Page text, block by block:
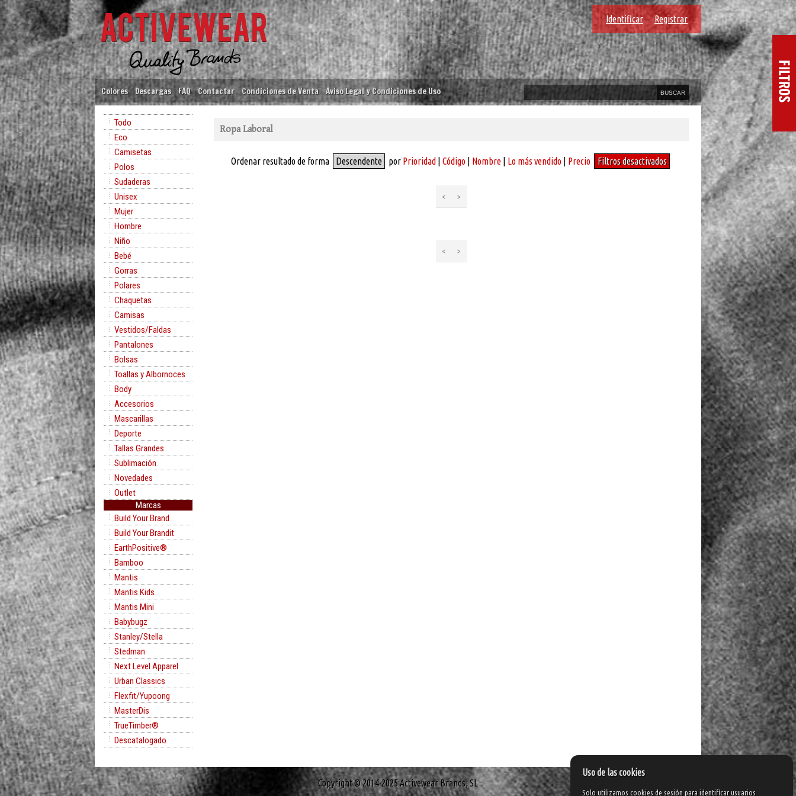
Identificar Registrar
Colores Descargas FAQ Contactar Condiciones de Venta Aviso Legal y Condiciones de Uso
Todo
Eco
Camisetas
Polos
Sudaderas
Unisex
Mujer
Hombre
Niño
Bebé
Gorras
Polares
Chaquetas
Camisas
Vestidos/Faldas
Pantalones
Bolsas
Toallas y Albornoces
Body
Accesorios
Mascarillas
Deporte
Tallas Grandes
Sublimación
Novedades
Outlet
Marcas
Build Your Brand
Build Your Brandit
EarthPositive®
Bamboo
Mantis
Mantis Kids
Mantis Mini
Babybugz
Stanley/Stella
Stedman
Next Level Apparel
Urban Classics
Flexfit/Yupoong
MasterDis
TrueTimber®
Descatalogado
Ropa Laboral
Ordenar resultado de forma Descendente por Prioridad Código Nombre Lo más vendido Precio Filtros desactivados
< >
< >
Copyright © 2014-2025 Activewear Brands, SL
Uso de las cookies
Solo utilizamos cookies de sesión para identificar usuarios